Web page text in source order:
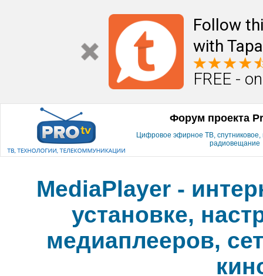
Follow
with
FREE -
Форум проекта
Цифровое эфирное ТВ, спутниковое,
радиовещание
MediaPlayer -
установке,
медиаплееров,